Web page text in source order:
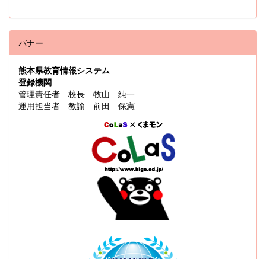
バナー
熊本県教育情報システム
登録機関
管理責任者 校長 牧山 純一
運用担当者 教諭 前田 保憲